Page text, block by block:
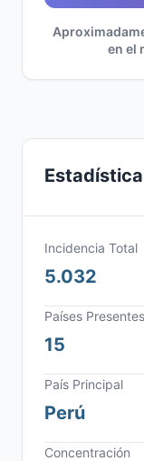
en el
Incidencia Total
5.032
Países Presentes
15
País Principal
Perú
Concentración